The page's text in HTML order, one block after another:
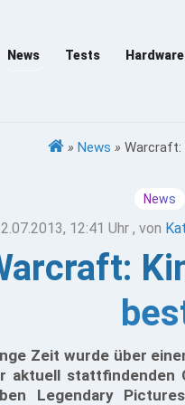
News Tests Hardware
» News » Warcraft:
News
12:41 Uhr , von
Zeit wurde über
aktuell stattfindenden
Legendary